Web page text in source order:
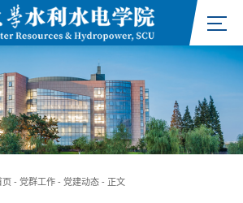
页 - 党群工作 - 党建动态 - 正文